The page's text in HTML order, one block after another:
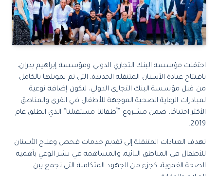
احتفلت مؤسسة البنك التجاري الدولي ومؤسسة إبراهيم بدران،
بافتتاح عيادة الأسنان المتنقلة الجديدة، التي تم تمويلها بالكامل
من قبل مؤسسة البنك التجاري الدولي، لتكون إضافة نوعية
لمبادرات الرعاية الصحية الموجهة للأطفال في القرى والمناطق
الأكثر احتياجًا، ضمن مشروع “أطفالنا مستقبلنا” الذي انطلق عام
2019.
تهدف العيادات المتنقلة إلى تقديم خدمات فحص وعلاج الأسنان
للأطفال في المناطق النائية، والمساهمة في نشر الوعي بأهمية
الصحة الفموية، كجزء من الجهود المتكاملة التي تجمع بين